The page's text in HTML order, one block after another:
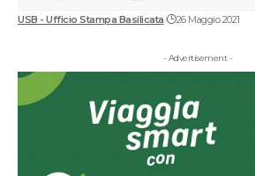
USB - Ufficio Stampa Basilicata 26 Maggio 2021
- Advertisement -